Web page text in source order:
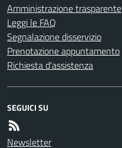
Amministrazione trasparente
Leggi le FAQ
Segnalazione disservizio
Prenotazione appuntamento
Richiesta d'assistenza
SEGUICI SU
Newsletter